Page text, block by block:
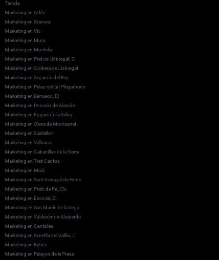
Tienda
Marketing en Artés
Marketing en Granera
Marketing en Vic
Marketing en Mura
Marketing en Montclar
Marketing en Prat de Llobregat, El
Marketing en Corbera de Llobregat
Marketing en Arganda del Rey
Marketing en Palau-solità i Plegamans
Marketing en Berrueco, El
Marketing en Pozuelo de Alarcón
Marketing en Fogars de la Selva
Marketing en Olesa de Montserrat
Marketing en Castellcir
Marketing en Vallirana
Marketing en Cabanillas de la Sierra
Marketing en Tres Cantos
Marketing en Moià
Marketing en Sant Vicenç dels Horts
Marketing en Prats de Rei, Els
Marketing en Escorial, El
Marketing en San Martín de la Vega
Marketing en Valdeolmos-Alalpardo
Marketing en Centelles
Marketing en Ametlla del Vallès, L’
Marketing en Batres
Marketing en Pelayos de la Presa